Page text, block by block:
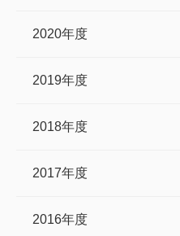
2020年度
2019年度
2018年度
2017年度
2016年度